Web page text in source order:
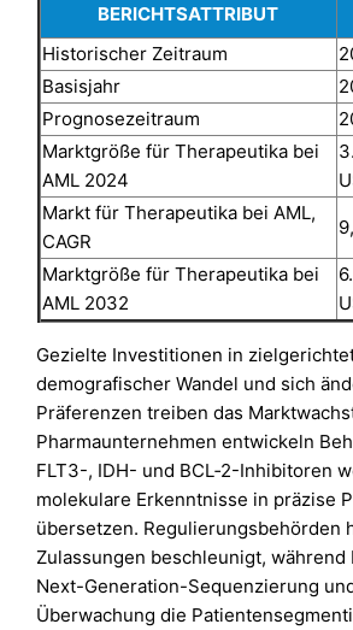
BERICHTSATTRIBUT
Historischer Zeitraum
Basisjahr
Prognosezeitraum
Marktgröße für Therapeutika bei
AML 2024
Markt für Therapeutika bei AML,
CAGR
Marktgröße für Therapeutika bei
AML 2032
Gezielte Investitionen in
demografischer Wandel und sich
Präferenzen treiben das
Pharmaunternehmen entwickeln
FLT3-, IDH- und BCL‑2-Inhibitoren
molekulare Erkenntnisse in präzise
übersetzen. Regulierungsbehörden
Zulassungen beschleunigt, während
Next-Generation-Sequenzierung
Überwachung die